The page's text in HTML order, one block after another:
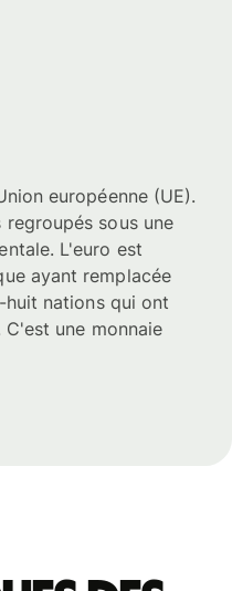
européenne (UE).
regroupés sous une
L'euro est
ayant remplacée
nations qui ont
une monnaie